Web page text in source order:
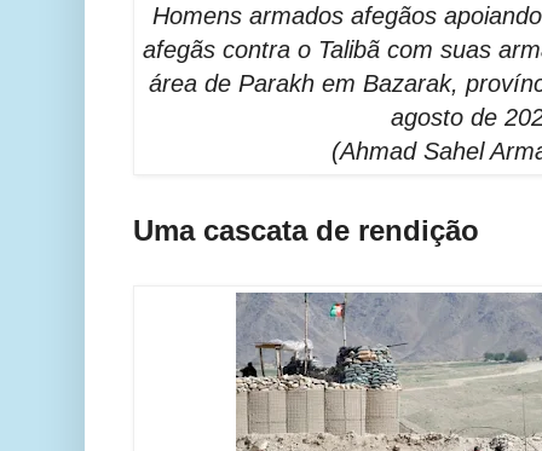
Homens armados afegãos
afegãs contra o Talibã com suas
área de Parakh em Bazarak,
agosto de
(Ahmad Sahel
Uma cascata de rendição